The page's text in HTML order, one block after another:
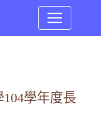
學年度長